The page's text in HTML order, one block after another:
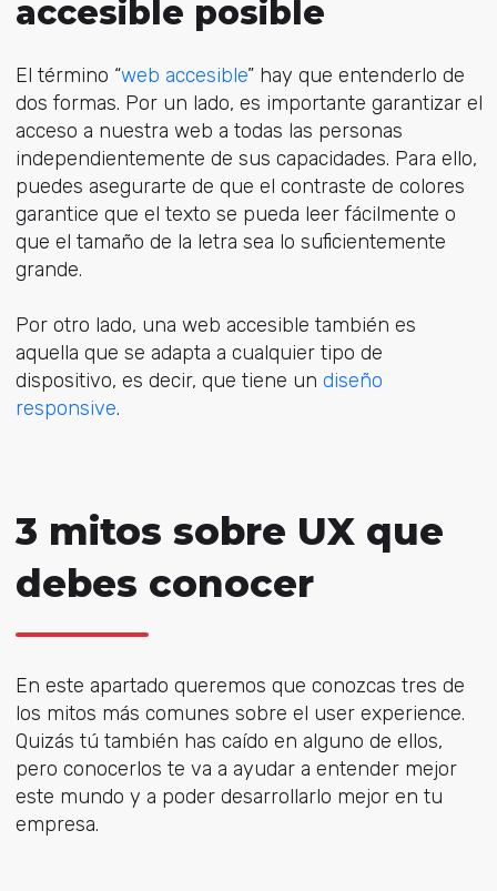
accesible posible
El término “web accesible” hay que entenderlo de
dos formas. Por un lado, es importante garantizar el
acceso a nuestra web a todas las personas
independientemente de sus capacidades. Para ello,
puedes asegurarte de que el contraste de colores
garantice que el texto se pueda leer fácilmente o
que el tamaño de la letra sea lo suficientemente
grande.
Por otro lado, una web accesible también es
aquella que se adapta a cualquier tipo de
dispositivo, es decir, que tiene un diseño
responsive.
3 mitos sobre UX que
debes conocer
En este apartado queremos que conozcas tres de
los mitos más comunes sobre el user experience.
Quizás tú también has caído en alguno de ellos,
pero conocerlos te va a ayudar a entender mejor
este mundo y a poder desarrollarlo mejor en tu
empresa.